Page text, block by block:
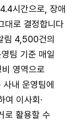
시간으로, 장애
대로 결정합니다
림 4,500건의
팀 기준 매일
영역으로
내 운영팀에
여 이사회·
로 활용할 수